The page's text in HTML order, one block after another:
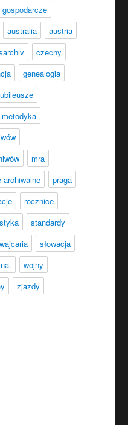
gospodarcze
australia
austria
czechy
genealogia
metodyka
mra
archiwalne
praga
rocznice
standardy
słowacja
wojny
zjazdy